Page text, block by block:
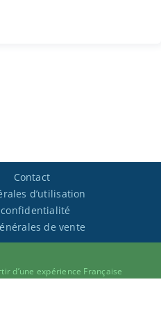
Contact
d’utilisation
de vente
d’une expérience Française